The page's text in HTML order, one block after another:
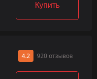
Купить
4.2 920 отзывов